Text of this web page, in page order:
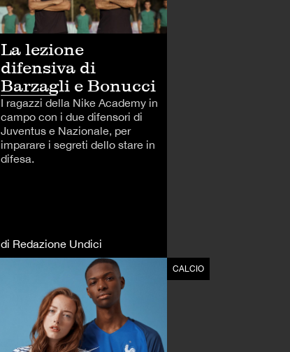
La lezione
difensiva di
Barzagli e Bonucci
I ragazzi della Nike Academy in
campo con i due difensori di
Juventus e Nazionale, per
imparare i segreti dello stare in
difesa.
di Redazione Undici
CALCIO